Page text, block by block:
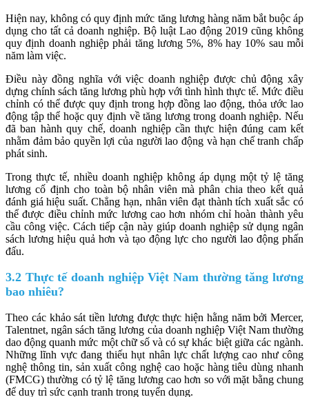
Hiện nay, không có quy định mức tăng lương hàng năm bắt buộc áp
dụng cho tất cả doanh nghiệp. Bộ luật Lao động 2019 cũng không
quy định doanh nghiệp phải tăng lương 5%, 8% hay 10% sau mỗi
năm làm việc.
Điều này đồng nghĩa với việc doanh nghiệp được chủ động xây
dựng chính sách tăng lương phù hợp với tình hình thực tế. Mức điều
chỉnh có thể được quy định trong hợp đồng lao động, thỏa ước lao
động tập thể hoặc quy định về tăng lương trong doanh nghiệp. Nếu
đã ban hành quy chế, doanh nghiệp cần thực hiện đúng cam kết
nhằm đảm bảo quyền lợi của người lao động và hạn chế tranh chấp
phát sinh.
Trong thực tế, nhiều doanh nghiệp không áp dụng một tỷ lệ tăng
lương cố định cho toàn bộ nhân viên mà phân chia theo kết quả
đánh giá hiệu suất. Chẳng hạn, nhân viên đạt thành tích xuất sắc có
thể được điều chỉnh mức lương cao hơn nhóm chỉ hoàn thành yêu
cầu công việc. Cách tiếp cận này giúp doanh nghiệp sử dụng ngân
sách lương hiệu quả hơn và tạo động lực cho người lao động phấn
đấu.
3.2 Thực tế doanh nghiệp Việt Nam thường tăng lương
bao nhiêu?
Theo các khảo sát tiền lương được thực hiện hằng năm bởi Mercer,
Talentnet, ngân sách tăng lương của doanh nghiệp Việt Nam thường
dao động quanh mức một chữ số và có sự khác biệt giữa các ngành.
Những lĩnh vực đang thiếu hụt nhân lực chất lượng cao như công
nghệ thông tin, sản xuất công nghệ cao hoặc hàng tiêu dùng nhanh
(FMCG) thường có tỷ lệ tăng lương cao hơn so với mặt bằng chung
để duy trì sức cạnh tranh trong tuyển dụng.